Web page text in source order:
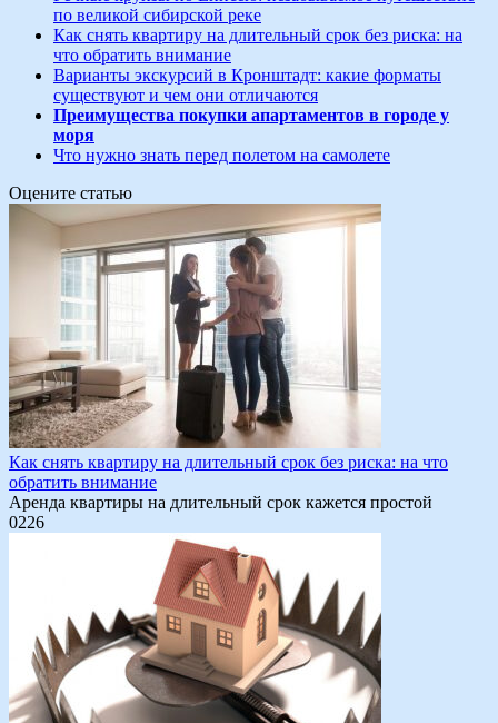
по великой сибирской реке
Как снять квартиру на длительный срок без риска: на
что обратить внимание
Варианты экскурсий в Кронштадт: какие форматы
существуют и чем они отличаются
Преимущества покупки апартаментов в городе у
моря
Что нужно знать перед полетом на самолете
Оцените статью
Как снять квартиру на длительный срок без риска: на что
обратить внимание
Аренда квартиры на длительный срок кажется простой
0226